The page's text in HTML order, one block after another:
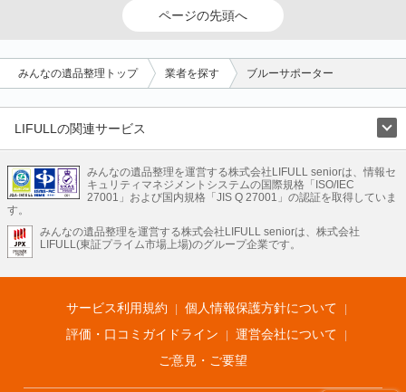
ページの先頭へ
みんなの遺品整理トップ 業者を探す ブルーサポーター
LIFULLの関連サービス
不動産・住宅
引越し 老人ホーム 地方創生
ママの就労支援
不動産クラウドファンディング 遺品整理 老後の暮らし情報
LIFULL HOME'Sのサービス
不動産・住宅
不動産査定 マンション専門売却査定 不動産投資 アドバイザー
不動産アーカイブ
空き家バンク 家賃相場 不動産会社
不動産用語集 住まいのお役立ち情報
LIFULL HOME'S PRESS
不動産転職
みんなの遺品整理を運営する株式会社LIFULL seniorは、情報セ
キュリティマネジメントシステムの国際規格「ISO/IEC
27001」および国内規格「JIS Q 27001」の認証を取得していま
す。
みんなの遺品整理を運営する株式会社LIFULL seniorは、株式会社
LIFULL(東証プライム市場上場)のグループ企業です。
サービス利用規約
個人情報保護方針について
評価・口コミガイドライン
運営会社について
ご意見・ご要望